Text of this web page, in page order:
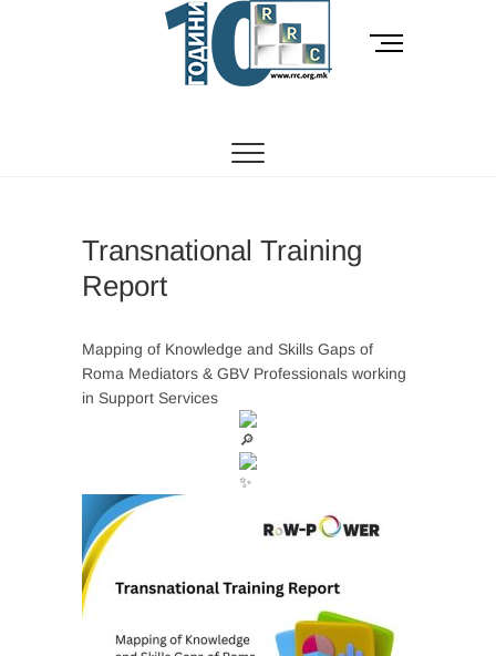
Центар
M
Transnational Training
Report
Mapping of Knowledge and Skills Gaps of
Roma Mediators & GBV Professionals working
in Support Services